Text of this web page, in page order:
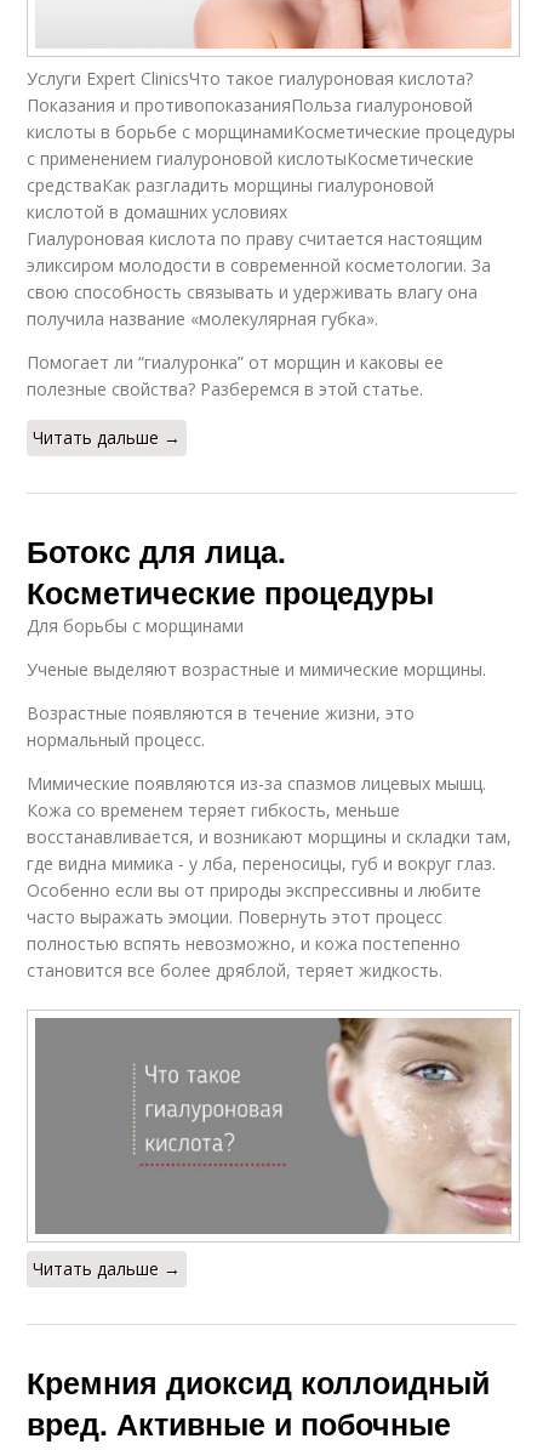
Услуги Expert ClinicsЧто такое гиалуроновая кислота?
Показания и противопоказанияПольза гиалуроновой
кислоты в борьбе с морщинамиКосметические процедуры
с применением гиалуроновой кислотыКосметические
средстваКак разгладить морщины гиалуроновой
кислотой в домашних условиях
Гиалуроновая кислота по праву считается настоящим
эликсиром молодости в современной косметологии. За
свою способность связывать и удерживать влагу она
получила название «молекулярная губка».
Помогает ли “гиалуронка” от морщин и каковы ее
полезные свойства? Разберемся в этой статье.
Читать дальше →
Ботокс для лица.
Косметические процедуры
Для борьбы с морщинами
Ученые выделяют возрастные и мимические морщины.
Возрастные появляются в течение жизни, это
нормальный процесс.
Мимические появляются из-за спазмов лицевых мышц.
Кожа со временем теряет гибкость, меньше
восстанавливается, и возникают морщины и складки там,
где видна мимика - у лба, переносицы, губ и вокруг глаз.
Особенно если вы от природы экспрессивны и любите
часто выражать эмоции. Повернуть этот процесс
полностью вспять невозможно, и кожа постепенно
становится все более дряблой, теряет жидкость.
Читать дальше →
Кремния диоксид коллоидный
вред. Активные и побочные